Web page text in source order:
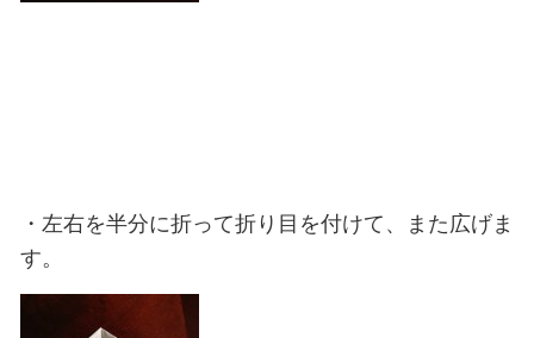
・左右を半分に折って折り目を付けて、また広げま
す。